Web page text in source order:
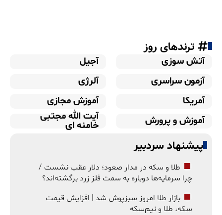
ترندهای روز
آتش سوزی
آجیل
آزمون سراسری
آلرژی
آمریکا
آموزش مجازی
آموزش و پرورش
آیت الله مجتبی
خامنه ای
پیشنهاد سردبیر
طلا و سکه در مدار صعود؛ دلار عقب نشست /
چرا سرمایه‌ها دوباره به سمت فلز زرد برگشته‌اند؟
بازار طلا امروز سبزپوش شد | افزایش قیمت
سکه، طلا و نیم‌سکه